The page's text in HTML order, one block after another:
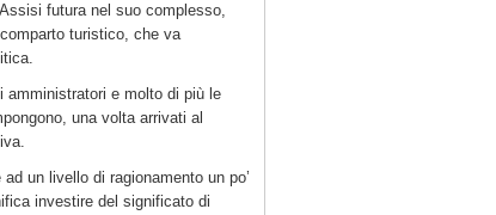
futura nel suo complesso,
turistico, che va
amministratori e molto di più le
una volta arrivati al
un livello di ragionamento un po’
investire del significato di